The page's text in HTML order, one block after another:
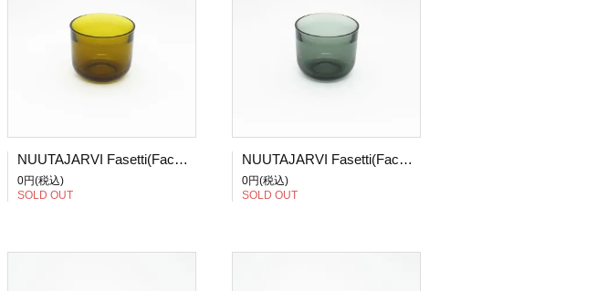
NUUTAJARVI Fasetti(Facet)/ファセッティ グラス アンバー
0円(税込)
SOLD OUT
NUUTAJARVI Fasetti(Facet)/ファセッティ グラス グレー
0円(税込)
SOLD OUT